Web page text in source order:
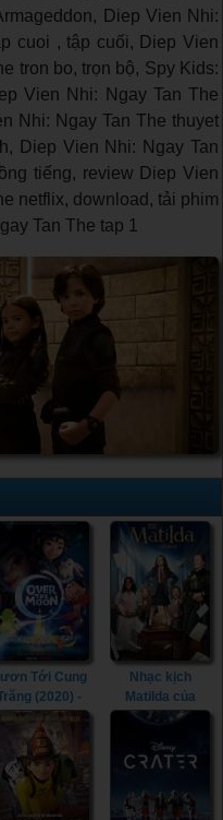
Diep Vien Nhi:
cuoi , tập cuối, Diep Vien
tron bo, trọn bộ, Spy Kids:
Vien Nhi: Ngay Tan The
Nhi: Ngay Tan The thuyet
Diep Vien Nhi: Ngay Tan
tiếng, review Diep Vien
netflix, download, tải phim
Tan The tap 1
Tới Cung
(2020) -
Over the Moon
(2020)
Nhạc kịch
Matilda của
Roald Dahl
Dahl's Matilda
(2022)